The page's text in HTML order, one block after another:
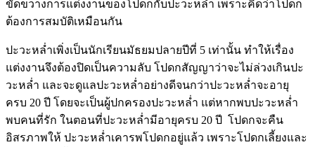
ขัดขวางการแต่งงานของโปดกกับปะวะหล่ำ เพราะคิดว่าโปดก
ต้องการสมบัติเหมือนกัน
ปะวะหล่ำเพิ่งเป็นนักเรียนมัธยมปลายปีที่ 5 เท่านั้น ทำให้เรื่อง
แต่งงานจึงต้องปิดเป็นความลับ โปดกสัญญาว่าจะไม่ล่วงเกินปะ
วะหล่ำ และจะดูแลปะวะหล่ำอย่างดีจนกว่าปะวะหล่ำจะอายุ
ครบ 20 ปี โดยจะเป็นผู้ปกครองปะวะหล่ำ แต่หากพบปะวะหล่ำ
พบคนที่รัก ในตอนที่ปะวะหล่ำมีอายุครบ 20 ปี โปดกจะคืน
อิสรภาพให้ ปะวะหล่ำเคารพโปดกอยู่แล้ว เพราะโปดกเลี้ยงและ